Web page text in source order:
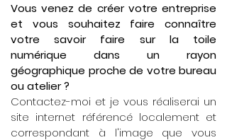
Vous venez de créer votre entreprise
et vous souhaitez faire connaître
votre savoir faire sur la toile
numérique dans un rayon
géographique proche de votre bureau
ou atelier ?
Contactez-moi et je vous réaliserai un
site internet référencé localement et
correspondant à l'image que vous